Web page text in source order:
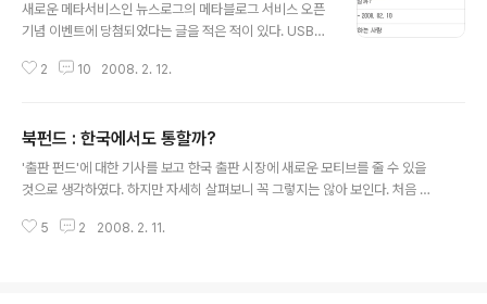
새로운 메타서비스인 뉴스로그의 메타블로그 서비스 오픈
기념 이벤트에 당첨되었다는 글을 적은 적이 있다. USB를
하는 것이 도리라 생각되었다. 아무것도 하지않았다는 죄
이유로 삭제를 허용하지 않는 것인지 궁금했다. 답은 간단
하다. "나도 한마디"란 댓글이 달린 것이다. 댓글이 달린글
은 삭제를 허용하지 않는다. 내 생각에는 삭제는 허용하고
다"란 메세지와 함께. 그런데 더 큰 불편을 느낀 것은 그것
2 10 2008. 2. 12.
북펀드 : 한국에서도 통할까?
'출판 펀드'에 대한 기사를 보고 한국 출판 시장에 새로운 모티브를 줄 수 있을
것으로 생각하였다. 하지만 자세히 살펴보니 꼭 그렇지는 않아 보인다. 처음 작
식 출판’ 한국서도 먹힐까? 한국에서도 ‘에이지식 펀드 출판’이 가능할까? 만일
5 2 2008. 2. 11.